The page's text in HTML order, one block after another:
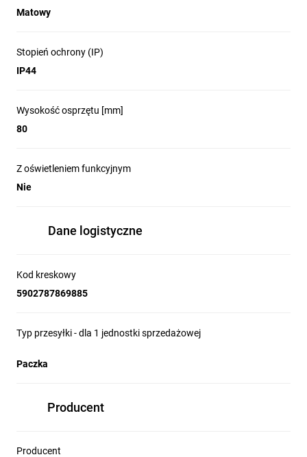
Matowy
Stopień ochrony (IP)
IP44
Wysokość osprzętu [mm]
80
Z oświetleniem funkcyjnym
Nie
Dane logistyczne
Kod kreskowy
5902787869885
Typ przesyłki - dla 1 jednostki sprzedażowej
Paczka
Producent
Producent